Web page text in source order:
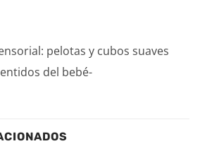
pelotas y cubos suaves
del bebé-